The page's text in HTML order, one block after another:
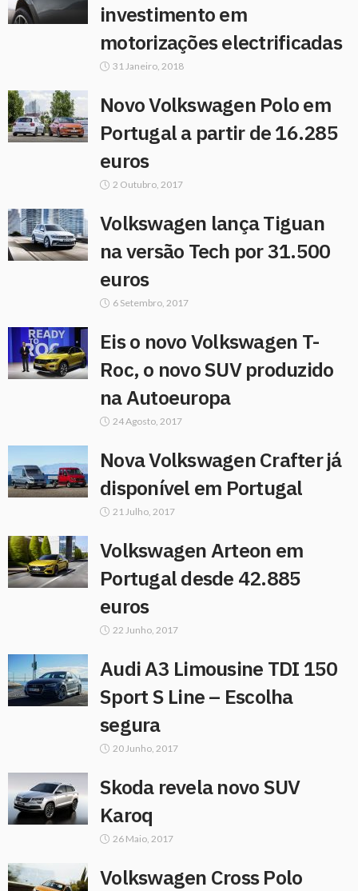
investimento em
motorizações electrificadas
31 Janeiro, 2018
Novo Volkswagen Polo em
Portugal a partir de 16.285
euros
2 Outubro, 2017
Volkswagen lança Tiguan
na versão Tech por 31.500
euros
6 Setembro, 2017
Eis o novo Volkswagen T-
Roc, o novo SUV produzido
na Autoeuropa
24 Agosto, 2017
Nova Volkswagen Crafter já
disponível em Portugal
21 Julho, 2017
Volkswagen Arteon em
Portugal desde 42.885
euros
22 Junho, 2017
Audi A3 Limousine TDI 150
Sport S Line – Escolha
segura
20 Junho, 2017
Skoda revela novo SUV
Karoq
26 Maio, 2017
Volkswagen Cross Polo